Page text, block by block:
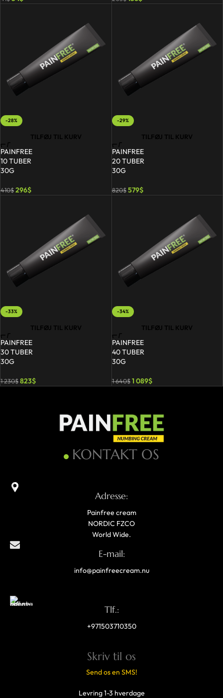
-28%
TILFØJ TIL KURV
PAINFREE
10 TUBER
30G
410$296$
-29%
TILFØJ TIL KURV
PAINFREE
20 TUBER
30G
820$ 579$
-33%
TILFØJ TIL KURV
PAINFREE
30 TUBER
30G
1 230$823$
-34%
TILFØJ TIL KURV
PAINFREE
40 TUBER
30G
1 640$ 1 089$
KONTAKT OS
Adresse:
Painfree cream
NORDIC FZCO
World Wide.
E-mail:
info@painfreecream.nu
Tlf.:
+971503710350
Skriv til os
Send os en SMS!
Levring 1-3 hverdage